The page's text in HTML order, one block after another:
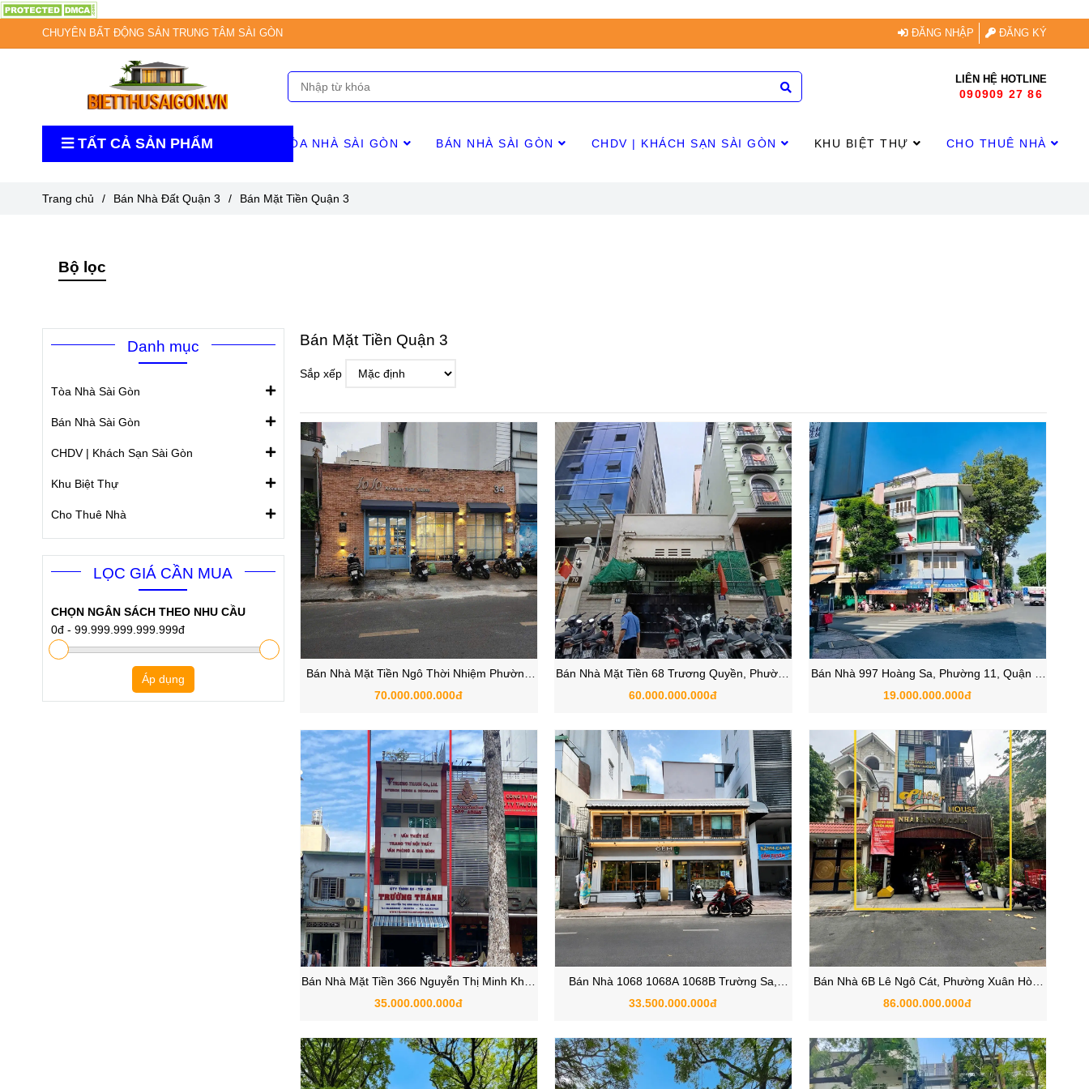
CHUYÊN BẤT ĐỘNG SẢN TRUNG TÂM SÀI GÒN ĐĂNG NHẬP ĐĂNG KÝ
LIÊN HỆ HOTLINE
090909 27 86
TẤT CẢ SẢN PHẨM TÒA NHÀ SÀI GÒN BÁN NHÀ SÀI GÒN CHDV | KHÁCH SẠN SÀI GÒN KHU BIỆT THỰ CHO THUÊ NHÀ
Trang chủ / Bán Nhà Đất Quận 3 / Bán Mặt Tiền Quận 3
Bộ lọc
Bán Mặt Tiền Quận 3
Sắp xếp
Bán Nhà Mặt Tiền Ngô Thời Nhiệm Phường
Xuân Hòa Quận 3 – Vị Trí Đẹp, Giá Trị Đầu
70.000.000.000đ
Bán Nhà Mặt Tiền 68 Trương Quyền, Phường
Xuân Hòa, Quận 3, TP.HCM
60.000.000.000đ
Bán Nhà 997 Hoàng Sa, Phường 11, Quận 3,
TP.HCM
19.000.000.000đ
Bán Nhà Mặt Tiền 366 Nguyễn Thị Minh Khai,
Phường Bàn Cờ, Quận 3, TP.HCM
35.000.000.000đ
Bán Nhà 1068 1068A 1068B Trường Sa,
Phường Nhiêu Lộc, Quận 3, TP.HCM
33.500.000.000đ
Bán Nhà 6B Lê Ngô Cát, Phường Xuân Hòa,
Quận 3, TP.HCM
86.000.000.000đ
Danh mục
Tòa Nhà Sài Gòn
Bán Nhà Sài Gòn
CHDV | Khách Sạn Sài Gòn
Khu Biệt Thự
Cho Thuê Nhà
LỌC GIÁ CẦN MUA
CHỌN NGÂN SÁCH THEO NHU CẦU
0đ - 99.999.999.999.999đ
Áp dụng